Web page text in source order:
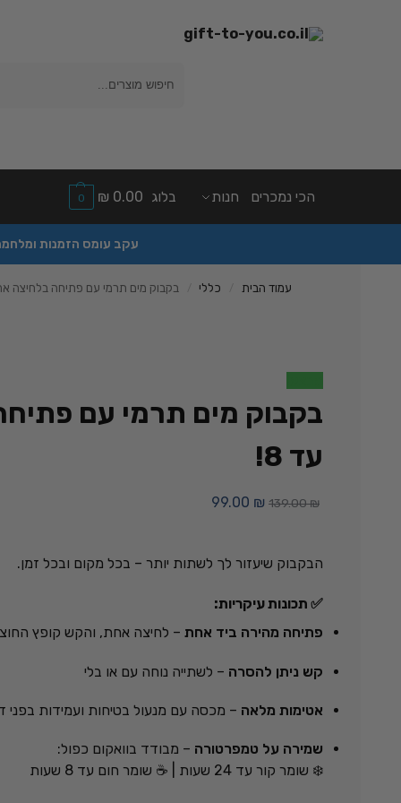
הכי נמכרים חנות בלוג 0.00
₪
0
עקב עומס הזמנות ומלחמה יהיה
עמוד הבית כללי בקבוק מים תרמי עם פתיחה בלחיצה אחת – קר עד
עד 8!
139.00₪
99.00 ₪
הבקבוק שיעזור לך לשתות יותר – בכל מקום ובכל זמן.
✅ תכונות עיקריות:
פתיחה מהירה ביד אחת – לחיצה אחת, והקש קופץ
קש ניתן להסרה – לשתייה נוחה עם או בלי
אטימות מלאה – מכסה עם מנעול בטיחות ועמידות בפני
שמירה על טמפרטורה – מבודד בוואקום כפול:
❄️ שומר קור עד 24 שעות | ☕ שומר חום עד 8 שעות